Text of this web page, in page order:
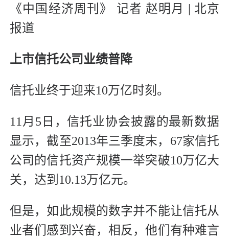
《中国经济周刊》 记者 赵明月 | 北京
报道
上市信托公司业绩普降
信托业终于迎来10万亿时刻。
11月5日，信托业协会披露的最新数据
显示，截至2013年三季度末，67家信托
公司的信托资产规模一举突破10万亿大
关，达到10.13万亿元。
但是，如此规模的数字并不能让信托从
业者们感到兴奋，相反，他们有种难言